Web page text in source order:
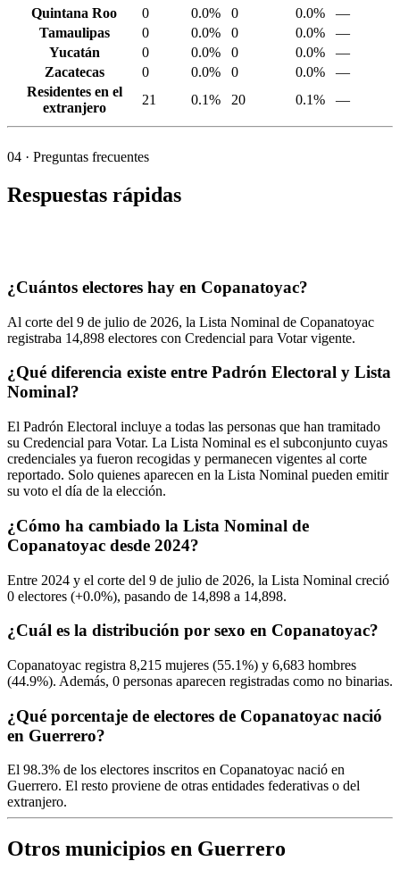
Quintana Roo
0 0.0% 0 0.0%
—
Tamaulipas
0 0.0% 0 0.0%
—
Yucatán
0 0.0% 0 0.0%
—
Zacatecas
0 0.0% 0 0.0%
—
Residentes en el
extranjero
21 0.1% 20 0.1% —
04 · Preguntas frecuentes
Respuestas rápidas
¿Cuántos electores hay en Copanatoyac?
Al corte del 9 de julio de 2026, la Lista Nominal de Copanatoyac
registraba 14,898 electores con Credencial para Votar vigente.
¿Qué diferencia existe entre Padrón Electoral y Lista
Nominal?
El Padrón Electoral incluye a todas las personas que han tramitado
su Credencial para Votar. La Lista Nominal es el subconjunto cuyas
credenciales ya fueron recogidas y permanecen vigentes al corte
reportado. Solo quienes aparecen en la Lista Nominal pueden emitir
su voto el día de la elección.
¿Cómo ha cambiado la Lista Nominal de
Copanatoyac desde 2024?
Entre 2024 y el corte del 9 de julio de 2026, la Lista Nominal creció
0 electores (+0.0%), pasando de 14,898 a 14,898.
¿Cuál es la distribución por sexo en Copanatoyac?
Copanatoyac registra 8,215 mujeres (55.1%) y 6,683 hombres
(44.9%). Además, 0 personas aparecen registradas como no binarias.
¿Qué porcentaje de electores de Copanatoyac nació
en Guerrero?
El 98.3% de los electores inscritos en Copanatoyac nació en
Guerrero. El resto proviene de otras entidades federativas o del
extranjero.
Otros municipios en Guerrero